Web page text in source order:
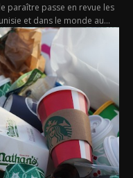
paraître passe en revue les
et dans le monde au...